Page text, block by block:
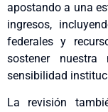
apostando a una
ingresos,
federales y
sostener
sensibilidad
La revisión